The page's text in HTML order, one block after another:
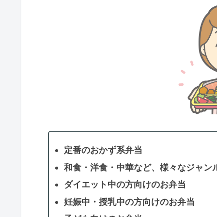
定番のおかず系弁当
和食・洋食・中華など、様々なジャン
ダイエット中の方向けのお弁当
妊娠中・授乳中の方向けのお弁当